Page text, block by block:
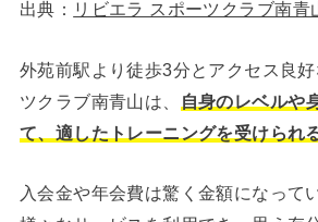
出典： リビエラ スポーツクラブ南青
外苑前駅より徒歩3分とアクセス良
ツクラブ南青山は、
自身のレベルや
て、適したトレーニングを受けられ
入会金や年会費は驚く金額になって